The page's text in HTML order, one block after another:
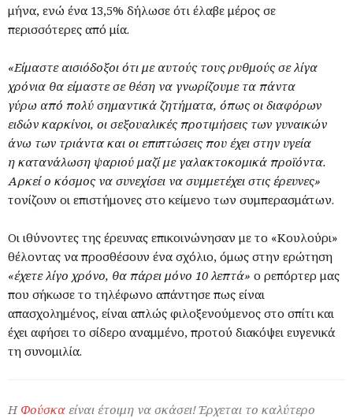
μήνα, ενώ ένα 13,5% δήλωσε ότι έλαβε μέρος σε
περισσότερες από μία.
«Είμαστε αισιόδοξοι ότι με αυτούς τους ρυθμούς σε λίγα
χρόνια θα είμαστε σε θέση να γνωρίζουμε τα πάντα
γύρω από πολύ σημαντικά ζητήματα, όπως οι διαφόρων
ειδών καρκίνοι, οι σεξουαλικές προτιμήσεις των γυναικών
άνω των τριάντα και οι επιπτώσεις που έχει στην υγεία
η κατανάλωση ψαριού μαζί με γαλακτοκομικά προϊόντα.
Αρκεί ο κόσμος να συνεχίσει να συμμετέχει στις έρευνες»
τονίζουν οι επιστήμονες στο κείμενο των συμπερασμάτων.
Οι ιθύνοντες της έρευνας επικοινώνησαν με το «Κουλούρι»
θέλοντας να προσθέσουν ένα σχόλιο, όμως στην ερώτηση
«έχετε λίγο χρόνο, θα πάρει μόνο 10 λεπτά» ο ρεπόρτερ μας
που σήκωσε το τηλέφωνο απάντησε πως είναι
απασχολημένος, είναι απλώς φιλοξενούμενος στο σπίτι και
έχει αφήσει το σίδερο αναμμένο, προτού διακόψει ευγενικά
τη συνομιλία.
Η Φούσκα είναι έτοιμη να σκάσει! Έρχεται το καλύτερο